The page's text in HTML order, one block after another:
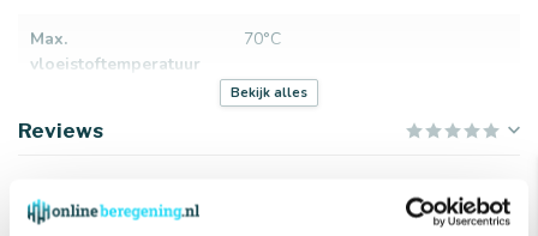
Max.
vloeistoftemperatuur
70°C
Bekijk alles
Reviews
Gerelateerde producten